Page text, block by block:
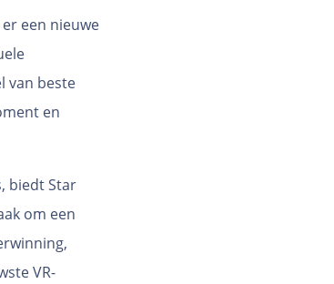
een nieuwe
van beste
en
biedt Star
om een
VR-